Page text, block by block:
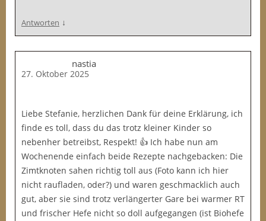
Antworten ↓
nastia
27. Oktober 2025
Liebe Stefanie, herzlichen Dank für deine Erklärung, ich
finde es toll, dass du das trotz kleiner Kinder so
nebenher betreibst, Respekt! 👍 Ich habe nun am
Wochenende einfach beide Rezepte nachgebacken: Die
Zimtknoten sahen richtig toll aus (Foto kann ich hier
nicht raufladen, oder?) und waren geschmacklich auch
gut, aber sie sind trotz verlängerter Gare bei warmer RT
und frischer Hefe nicht so doll aufgegangen (ist Biohefe